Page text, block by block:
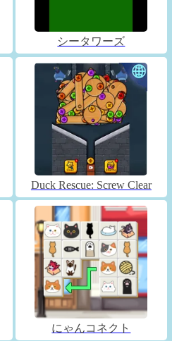
シータワーズ
Duck Rescue: Screw Clear
にゃんコネクト